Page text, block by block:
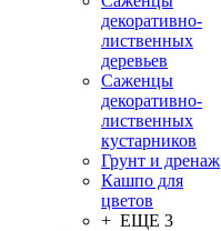
декоративно-
лиственных
деревьев
Саженцы
декоративно-
лиственных
кустарников
Грунт и дренаж
Кашпо для
цветов
+ ЕЩЕ 3